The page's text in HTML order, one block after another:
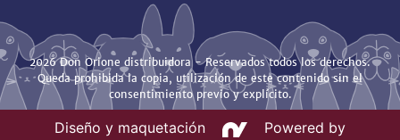
2026 Don Orione distribuidora - Reservados todos los derechos.
Queda prohibida la copia, utilización de este contenido sin el
consentimiento previo y explícito.
Diseño y maquetación Powered by